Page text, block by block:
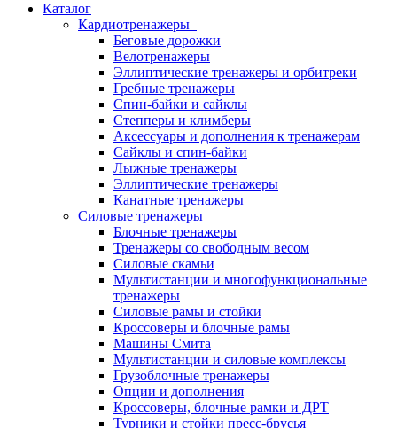
Каталог
Кардиотренажеры
Беговые дорожки
Велотренажеры
Эллиптические тренажеры и орбитреки
Гребные тренажеры
Спин-байки и сайклы
Степперы и климберы
Аксессуары и дополнения к тренажерам
Сайклы и спин-байки
Лыжные тренажеры
Эллиптические тренажеры
Канатные тренажеры
Силовые тренажеры
Блочные тренажеры
Тренажеры со свободным весом
Силовые скамьи
Мультистанции и многофункциональные
тренажеры
Силовые рамы и стойки
Кроссоверы и блочные рамы
Машины Смита
Мультистанции и силовые комплексы
Грузоблочные тренажеры
Опции и дополнения
Кроссоверы, блочные рамки и ДРТ
Турники и стойки пресс-брусья